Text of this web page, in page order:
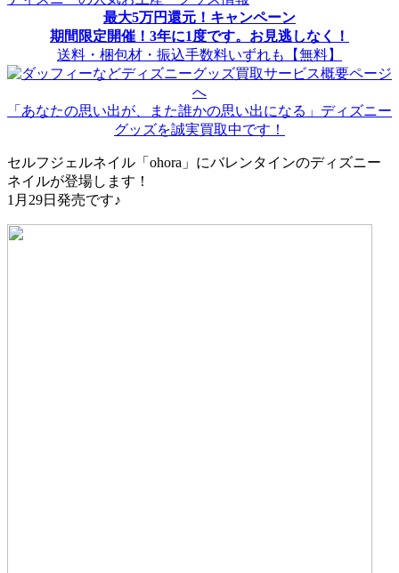
最大5万円還元！キャンペーン
期間限定開催！3年に1度です。お見逃しなく！
送料・梱包材・振込手数料いずれも【無料】
「あなたの思い出が、また誰かの思い出になる」ディズニー
グッズを誠実買取中です！
セルフジェルネイル「ohora」にバレンタインのディズニー
ネイルが登場します！
1月29日発売です♪